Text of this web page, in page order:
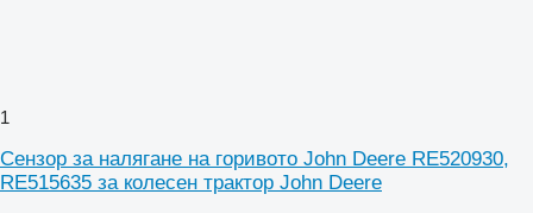
1
Сензор за налягане на горивото John Deere RE520930,
RE515635 за колесен трактор John Deere